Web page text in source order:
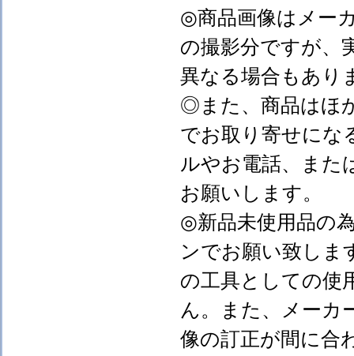
◎商品画像はメー
の撮影分ですが、
異なる場合もあり
◎また、商品はほ
でお取り寄せにな
ルやお電話、また
お願いします。
◎新品未使用品の
ンでお願い致しま
の工具としての使
ん。また、メーカ
像の訂正が間に合